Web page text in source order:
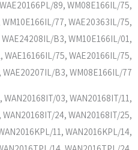
89, WM08E166IL/75,
77, WAE20363IL/75,
B3, WM10E166IL/01,
75, WAE20166IL/75,
B3, WM08E166IL/77,
WAN20168IT/03, WAN20168IT/11,
24, WAN20168IT/25,
11, WAN2016KPL/14,